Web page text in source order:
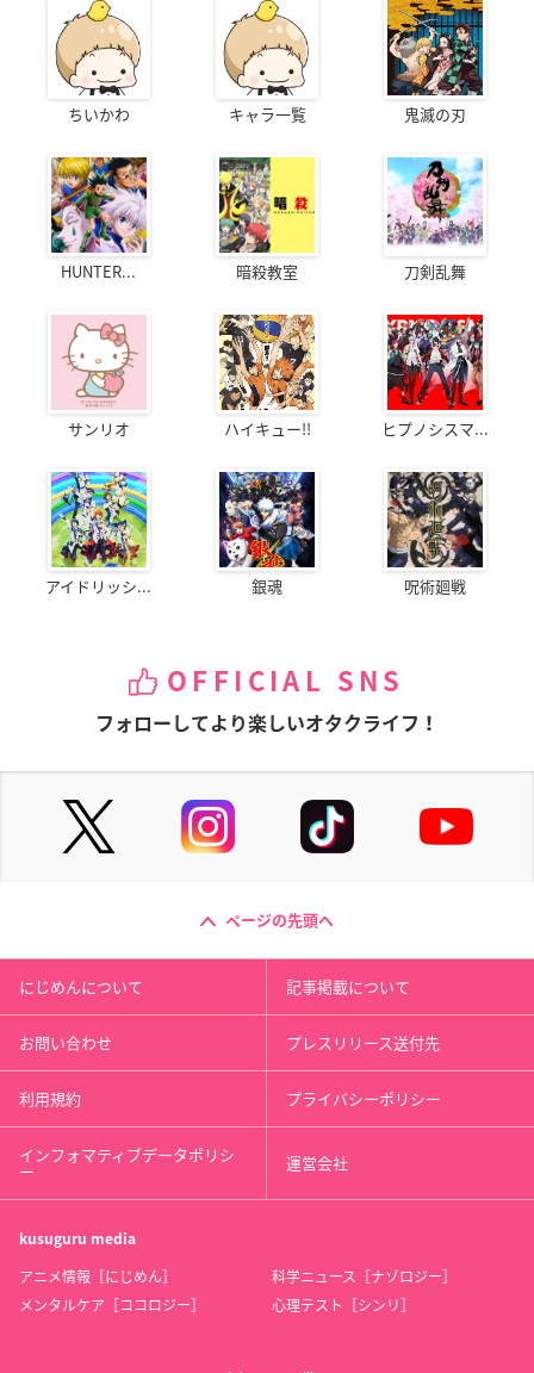
ちいかわ キャラ一覧 鬼滅の刃
HUNTER... 暗殺教室 刀剣乱舞
サンリオ ハイキュー!! ヒプノシスマ...
アイドリッシ... 銀魂 呪術廻戦
OFFICIAL SNS
フォローしてより楽しいオタクライフ！
ページの先頭へ
にじめんについて 記事掲載について
お問い合わせ プレスリリース送付先
利用規約 プライバシーポリシー
インフォマティブデータポリシ
ー 運営会社
kusuguru media
アニメ情報［にじめん］
科学ニュース［ナゾロジー］
メンタルケア［ココロジー］
心理テスト［シンリ］